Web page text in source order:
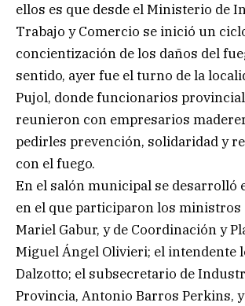
ellos es que desde el Ministerio de
Trabajo y Comercio se inició un
concientización de los daños del
sentido, ayer fue el turno de la
Pujol, donde funcionarios
reunieron con empresarios
pedirles prevención, solidaridad y
con el fuego.
En el salón municipal se desarrolló
en el que participaron los ministros
Mariel Gabur, y de Coordinación y
Miguel Ángel Olivieri; el intendente
Dalzotto; el subsecretario de
Provincia, Antonio Barros Perkins,